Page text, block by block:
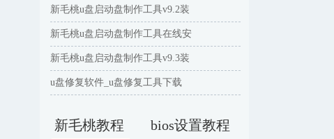
新毛桃u盘启动盘制作工具v9.2装
新毛桃u盘启动盘制作工具在线安
新毛桃u盘启动盘制作工具v9.3装
u盘修复软件_u盘修复工具下载
新毛桃教程 bios设置教程